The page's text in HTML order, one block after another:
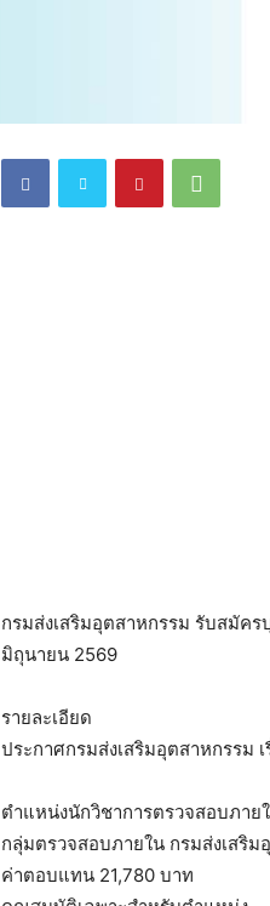
กรมส่งเสริมอุตสาหกรรม รับสมัค
มิถุนายน 2569
รายละเอียด
ประกาศกรมส่งเสริมอุตสาหกรรม
ตำแหน่งนักวิชาการตรวจสอบภาย
กลุ่มตรวจสอบภายใน กรมส่งเสริม
ค่าตอบแทน 21,780 บาท